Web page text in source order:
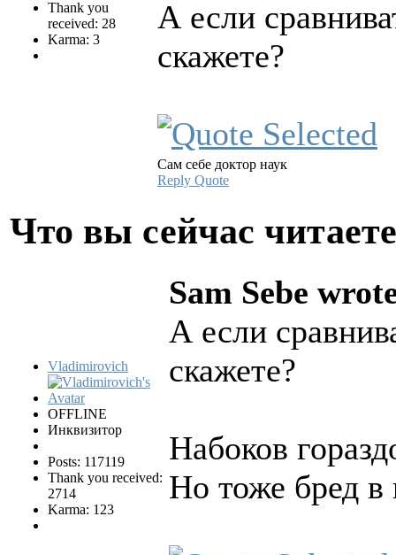
Thank you
received: 28
Karma: 3
А если
скажете?
Сам себе доктор наук
Reply Quote
Что вы сейчас
Vladimirovich
OFFLINE
Инквизитор
Posts: 117119
Thank you received:
2714
Karma: 123
Sam Sebe
А если
скажете?
Набоков
Но тоже бред в